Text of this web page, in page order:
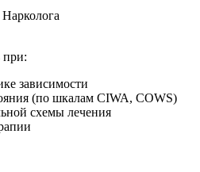
при:
зависимости
(по шкалам CIWA, COWS)
схемы лечения